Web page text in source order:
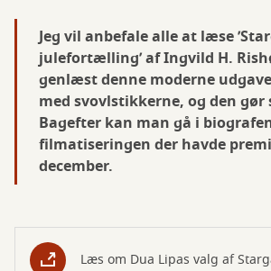
Jeg vil anbefale alle at læse
julefortælling’ af Ingvild H.
genlæst denne moderne
med svovlstikkerne, og den
Bagefter kan man gå i
filmatiseringen der havde
december.
Læs om Dua Lipas valg af